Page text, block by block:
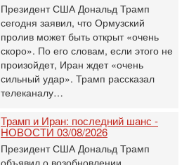
Президент США Дональд Трамп
сегодня заявил, что Ормузский
пролив может быть открыт «очень
скоро». По его словам, если этого не
произойдет, Иран ждет «очень
сильный удар». Трамп рассказал
телеканалу…
Трамп и Иран: последний шанс -
НОВОСТИ 03/08/2026
Президент США Дональд Трамп
объявил о возобновлении